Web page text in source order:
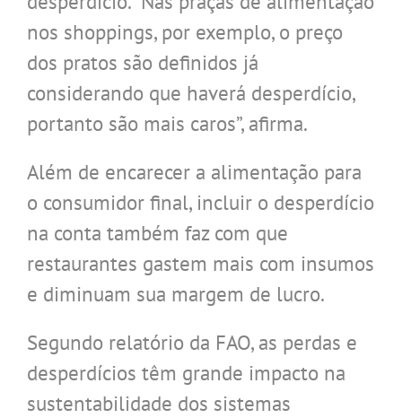
nos shoppings, por exemplo, o preço
dos pratos são definidos já
considerando que haverá desperdício,
portanto são mais caros”, afirma.
Além de encarecer a alimentação para
o consumidor final, incluir o desperdício
na conta também faz com que
restaurantes gastem mais com insumos
e diminuam sua margem de lucro.
Segundo relatório da FAO, as perdas e
desperdícios têm grande impacto na
sustentabilidade dos sistemas